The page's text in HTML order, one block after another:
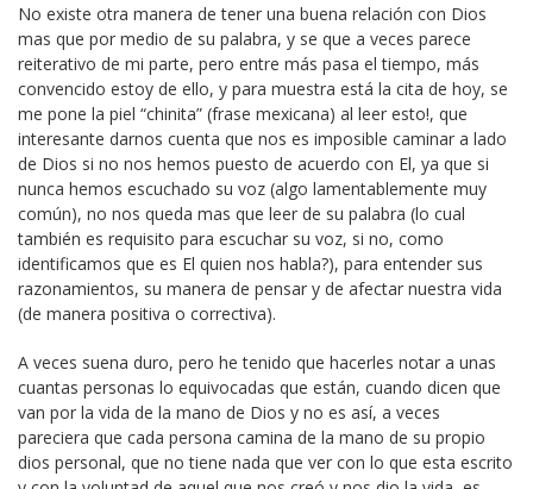
No existe otra manera de tener una buena relación con Dios
mas que por medio de su palabra, y se que a veces parece
reiterativo de mi parte, pero entre más pasa el tiempo, más
convencido estoy de ello, y para muestra está la cita de hoy, se
me pone la piel “chinita” (frase mexicana) al leer esto!, que
interesante darnos cuenta que nos es imposible caminar a lado
de Dios si no nos hemos puesto de acuerdo con El, ya que si
nunca hemos escuchado su voz (algo lamentablemente muy
común), no nos queda mas que leer de su palabra (lo cual
también es requisito para escuchar su voz, si no, como
identificamos que es El quien nos habla?), para entender sus
razonamientos, su manera de pensar y de afectar nuestra vida
(de manera positiva o correctiva).
A veces suena duro, pero he tenido que hacerles notar a unas
cuantas personas lo equivocadas que están, cuando dicen que
van por la vida de la mano de Dios y no es así, a veces
pareciera que cada persona camina de la mano de su propio
dios personal, que no tiene nada que ver con lo que esta escrito